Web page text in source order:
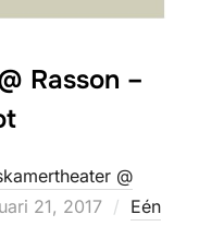
Rasson –
@
21, 2017
Eén